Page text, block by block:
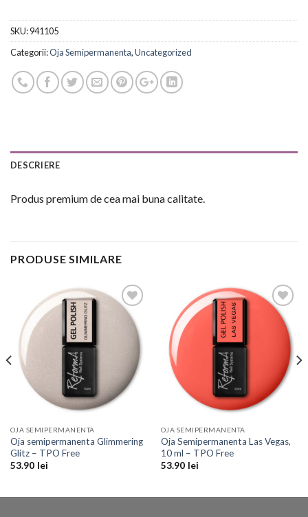
SKU:941105
Categorii:Oja Semipermanenta,Uncategorized
DESCRIERE
Produs premium de cea mai buna calitate.
PRODUSE SIMILARE
Add to
Wishlist
OJA SEMIPERMANENTA
Oja semipermanenta Glimmering
Glitz – TPO Free
53.90 lei
Add to
Wishlist
OJA SEMIPERMANENTA
Oja Semipermanenta Las Vegas,
10 ml – TPO Free
53.90 lei